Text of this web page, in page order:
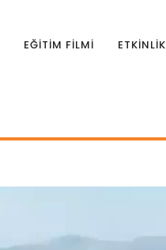
EĞİTİM FİLMİ ETKİNLİK